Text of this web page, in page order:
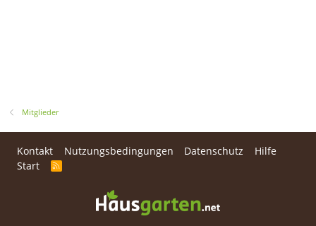
Mitglieder
Kontakt Nutzungsbedingungen Datenschutz
Hilfe
Start
R